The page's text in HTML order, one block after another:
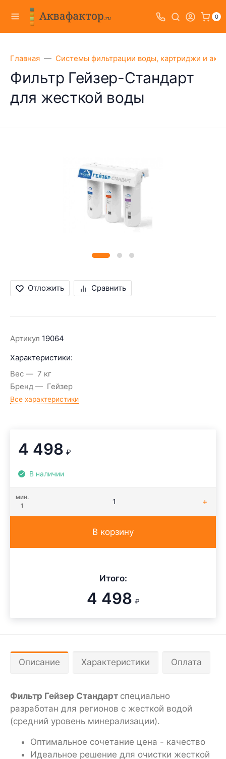
0
Главная Системы фильтрации воды, картриджи и
Фильтр Гейзер-Стандарт
для жесткой воды
Отложить Сравнить
Артикул 19064
Характеристики:
Вес
7 кг
Бренд
Гейзер
Все характеристики
4 498 ₽
В наличии
мин.
1
В корзину
Итого:
4 498 ₽
Описание Характеристики Оплата
Фильтр Гейзер Стандарт специально
разработан для регионов с жесткой водой
(средний уровень минерализации).
Оптимальное сочетание цена - качество
Идеальное решение для очистки жесткой